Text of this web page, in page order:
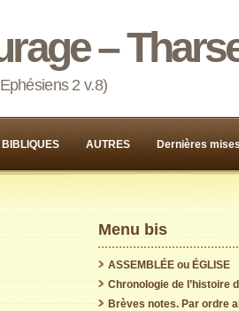
–
2 v.8)
AUTRES Dernières
Menu bis
ASSEMBLÉE ou ÉGLISE
Chronologie de l’histoire
Brèves notes. Par ordre